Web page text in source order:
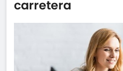
carretera